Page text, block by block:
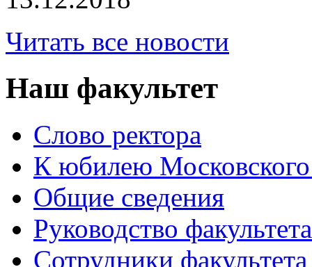
Читать все новости
Наш факультет
Слово ректора
К юбилею Московского
Общие сведения
Руководство факультета
Сотрудники факультета